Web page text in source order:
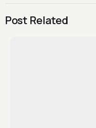
-
f
Post Related